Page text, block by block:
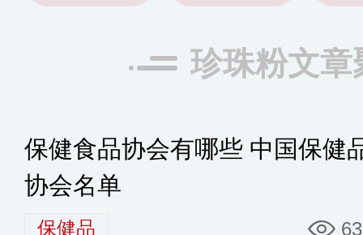
珍珠粉文章
保健食品协会有哪些 中国保健
协会名单
保健品